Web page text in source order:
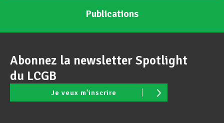
Publications
Abonnez la newsletter Spotlight
du LCGB
Je veux m'inscrire